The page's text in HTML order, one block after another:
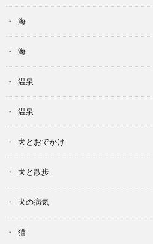
海
海
温泉
温泉
犬とおでかけ
犬と散歩
犬の病気
猫